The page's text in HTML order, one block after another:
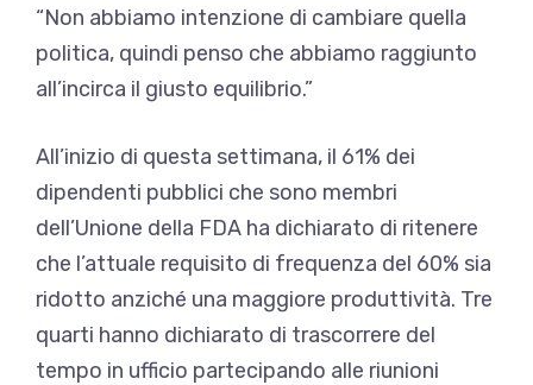
“Non abbiamo intenzione di cambiare quella
politica, quindi penso che abbiamo raggiunto
all’incirca il giusto equilibrio.”
All’inizio di questa settimana, il 61% dei
dipendenti pubblici che sono membri
dell’Unione della FDA ha dichiarato di ritenere
che l’attuale requisito di frequenza del 60% sia
ridotto anziché una maggiore produttività. Tre
quarti hanno dichiarato di trascorrere del
tempo in ufficio partecipando alle riunioni